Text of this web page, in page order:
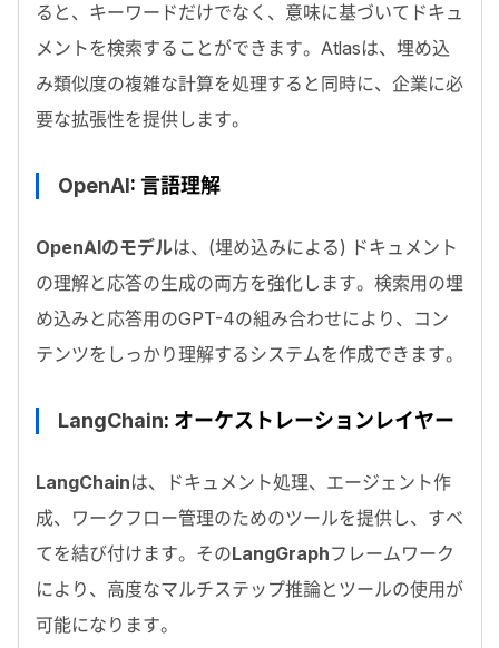
ると、キーワードだけでなく、意味に基づいてドキュ
メントを検索することができます。 Atlasは、埋め込
み類似度の複雑な計算を処理すると同時に、企業に必
要な拡張性を提供します。
OpenAI: 言語理解
OpenAIのモデルは、(埋め込みによる) ドキュメント
の理解と応答の生成の両方を強化します。検索用の埋
め込みと応答用のGPT-4の組み合わせにより、コン
テンツをしっかり理解するシステムを作成できます。
LangChain: オーケストレーションレイヤー
LangChainは、ドキュメント処理、エージェント作
成、ワークフロー管理のためのツールを提供し、すべ
てを結び付けます。そのLangGraphフレームワーク
により、高度なマルチステップ推論とツールの使用が
可能になります。